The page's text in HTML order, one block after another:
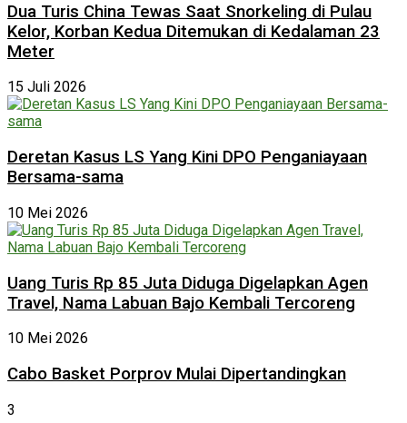
Dua Turis China Tewas Saat Snorkeling di Pulau
Kelor, Korban Kedua Ditemukan di Kedalaman 23
Meter
15 Juli 2026
Deretan Kasus LS Yang Kini DPO Penganiayaan
Bersama-sama
10 Mei 2026
Uang Turis Rp 85 Juta Diduga Digelapkan Agen
Travel, Nama Labuan Bajo Kembali Tercoreng
10 Mei 2026
Cabo Basket Porprov Mulai Dipertandingkan
3